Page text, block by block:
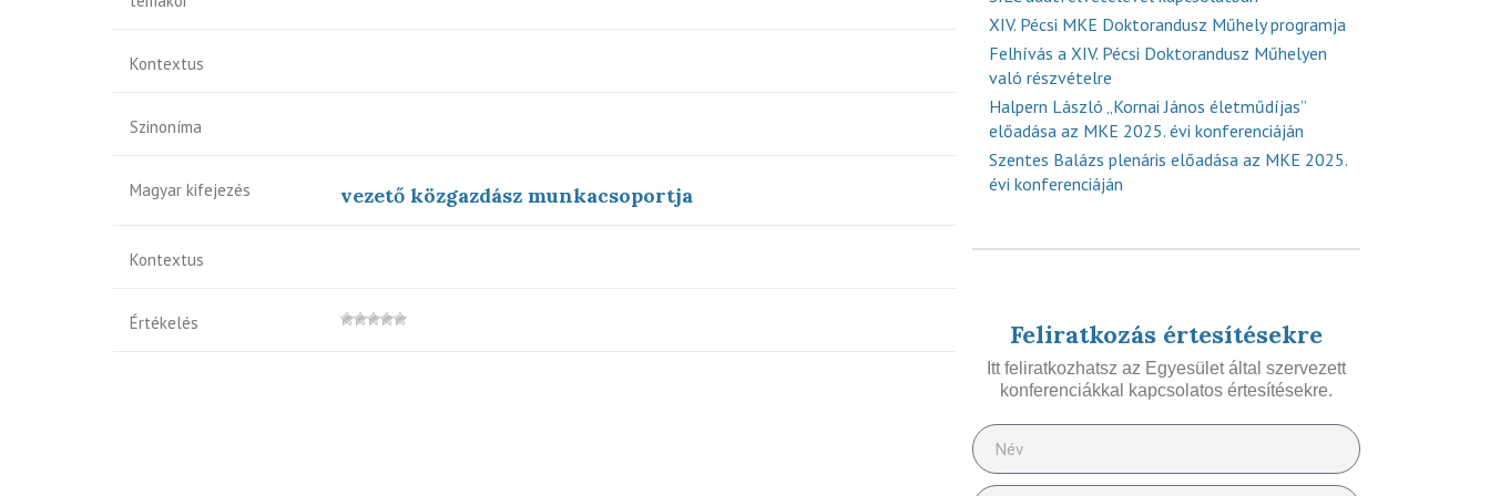
Kontextus
Szinoníma
Magyar kifejezés vezető közgazdász munkacsoportja
Kontextus
Értékelés
XIV. Pécsi MKE Doktorandusz Műhely programja
Felhívás a XIV. Pécsi Doktorandusz Műhelyen
való részvételre
Halpern László „Kornai János életműdíjas”
előadása az MKE 2025. évi konferenciáján
Szentes Balázs plenáris előadása az MKE 2025.
évi konferenciáján
Feliratkozás értesítésekre
Itt feliratkozhatsz az Egyesület által szervezett
konferenciákkal kapcsolatos értesítésekre.